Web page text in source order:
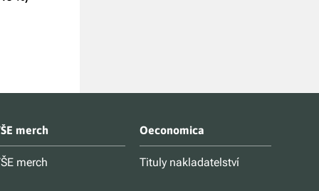
merch
merch
Oeconomica
Tituly nakladatelství